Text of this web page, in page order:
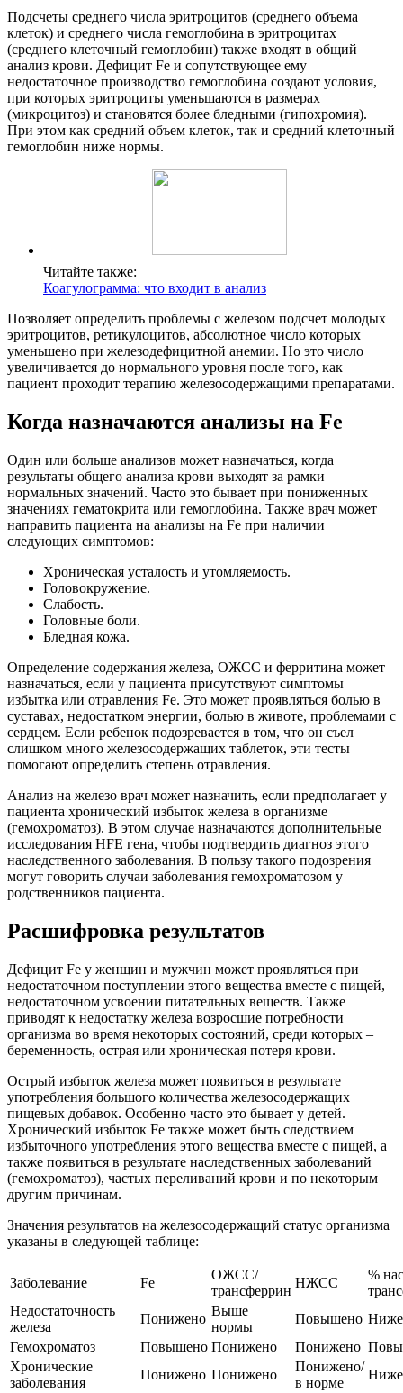
Подсчеты среднего числа эритроцитов (среднего объема
клеток) и среднего числа гемоглобина в эритроцитах
(среднего клеточный гемоглобин) также входят в общий
анализ крови. Дефицит Fe и сопутствующее ему
недостаточное производство гемоглобина создают условия,
при которых эритроциты уменьшаются в размерах
(микроцитоз) и становятся более бледными (гипохромия).
При этом как средний объем клеток, так и средний клеточный
гемоглобин ниже нормы.
Читайте также:
Коагулограмма: что входит в анализ
Позволяет определить проблемы с железом подсчет молодых
эритроцитов, ретикулоцитов, абсолютное число которых
уменьшено при железодефицитной анемии. Но это число
увеличивается до нормального уровня после того, как
пациент проходит терапию железосодержащими препаратами.
Когда назначаются анализы на Fe
Один или больше анализов может назначаться, когда
результаты общего анализа крови выходят за рамки
нормальных значений. Часто это бывает при пониженных
значениях гематокрита или гемоглобина. Также врач может
направить пациента на анализы на Fe при наличии
следующих симптомов:
Хроническая усталость и утомляемость.
Головокружение.
Слабость.
Головные боли.
Бледная кожа.
Определение содержания железа, ОЖСС и ферритина может
назначаться, если у пациента присутствуют симптомы
избытка или отравления Fe. Это может проявляться болью в
суставах, недостатком энергии, болью в животе, проблемами с
сердцем. Если ребенок подозревается в том, что он съел
слишком много железосодержащих таблеток, эти тесты
помогают определить степень отравления.
Анализ на железо врач может назначить, если предполагает у
пациента хронический избыток железа в организме
(гемохроматоз). В этом случае назначаются дополнительные
исследования HFE гена, чтобы подтвердить диагноз этого
наследственного заболевания. В пользу такого подозрения
могут говорить случаи заболевания гемохроматозом у
родственников пациента.
Расшифровка результатов
Дефицит Fe у женщин и мужчин может проявляться при
недостаточном поступлении этого вещества вместе с пищей,
недостаточном усвоении питательных веществ. Также
приводят к недостатку железа возросшие потребности
организма во время некоторых состояний, среди которых –
беременность, острая или хроническая потеря крови.
Острый избыток железа может появиться в результате
употребления большого количества железосодержащих
пищевых добавок. Особенно часто это бывает у детей.
Хронический избыток Fe также может быть следствием
избыточного употребления этого вещества вместе с пищей, а
также появиться в результате наследственных заболеваний
(гемохроматоз), частых переливаний крови и по некоторым
другим причинам.
Значения результатов на железосодержащий статус организма
указаны в следующей таблице:
Заболевание Fe
ОЖСС/
трансферрин
НЖСС
%
Недостаточность
железа
Понижено
Выше
нормы
Повышено
Гемохроматоз
Повышено Понижено Понижено
Хронические
заболевания
Понижено Понижено
Понижено/
в норме